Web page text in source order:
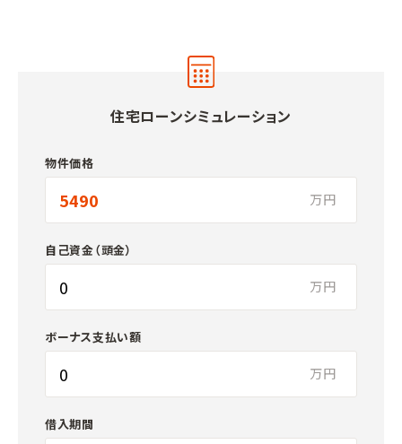
住宅ローンシミュレーション
物件価格
万円
自己資金（頭金）
万円
ボーナス支払い額
万円
借入期間